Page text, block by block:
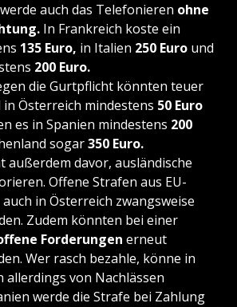
auch das Telefonieren ohne
In Frankreich koste ein
135 Euro, in Italien 250 Euro und
200 Euro.
die Gurtpflicht könnten teuer
Österreich mindestens 50 Euro
es in Spanien mindestens 200
sogar350 Euro.
außerdem davor, ausländische
Offene Strafen aus EU-
in Österreich zwangsweise
Zudem könnten bei einer
Forderungen erneut
Wer rasch bezahle, könne in
allerdings von Nachlässen
werde die Strafe bei Zahlung